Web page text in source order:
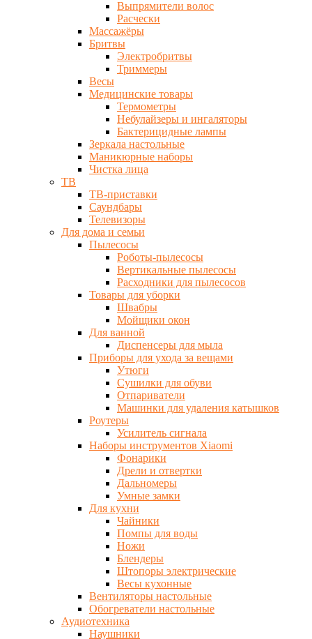
Выпрямители волос
Расчески
Массажёры
Бритвы
Электробритвы
Триммеры
Весы
Медицинские товары
Термометры
Небулайзеры и ингаляторы
Бактерицидные лампы
Зеркала настольные
Маникюрные наборы
Чистка лица
ТВ
ТВ-приставки
Саундбары
Телевизоры
Для дома и семьи
Пылесосы
Роботы-пылесосы
Вертикальные пылесосы
Расходники для пылесосов
Товары для уборки
Швабры
Мойщики окон
Для ванной
Диспенсеры для мыла
Приборы для ухода за вещами
Утюги
Сушилки для обуви
Отпариватели
Машинки для удаления катышков
Роутеры
Усилитель сигнала
Наборы инструментов Xiaomi
Фонарики
Дрели и отвертки
Дальномеры
Умные замки
Для кухни
Чайники
Помпы для воды
Ножи
Блендеры
Штопоры электрические
Весы кухонные
Вентиляторы настольные
Обогреватели настольные
Аудиотехника
Наушники